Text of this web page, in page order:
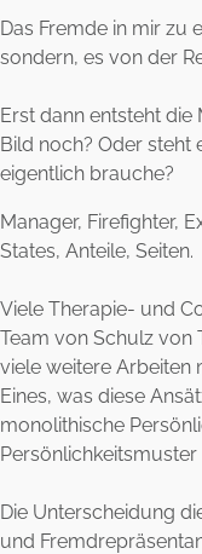
Das Fremde in mir zu
sondern, es von der
Erst dann entsteht
Bild noch? Oder steht
eigentlich brauche?
Manager, Firefighter,
States, Anteile, Seiten.
Viele Therapie- und
Team von Schulz von
viele weitere Arbeiten
Eines, was diese
monolithische
Persönlichkeitsmuster
Die Unterscheidung
und